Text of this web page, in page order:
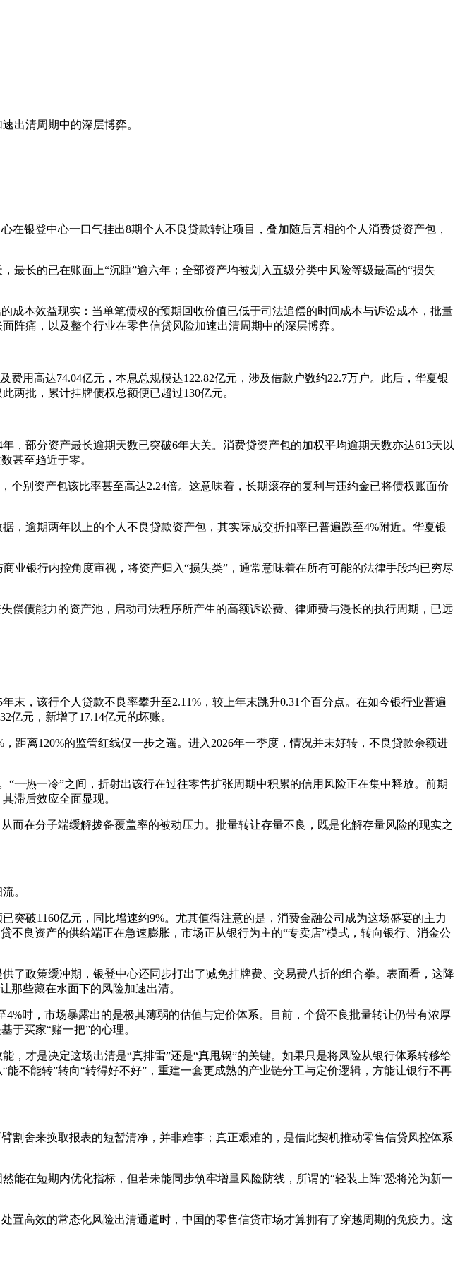
出清周期中的深层博弈。
在银登中心一口气挂出8期个人不良贷款转让项目，叠加随后亮相的个人消费贷资产包，
最长的已在账面上“沉睡”逾六年；全部资产均被划入五级分类中风险等级最高的“损失
成本效益现实：当单笔债权的预期回收价值已低于司法追偿的时间成本与诉讼成本，批量
阵痛，以及整个行业在零售信贷风险加速出清周期中的深层博弈。
用高达74.04亿元，本息总规模达122.82亿元，涉及借款户数约22.7万户。此后，华夏银
两批，累计挂牌债权总额便已超过130亿元。
，部分资产最长逾期天数已突破6年大关。消费贷资产包的加权平均逾期天数亦达613天以
甚至趋近于零。
别资产包该比率甚至高达2.24倍。这意味着，长期滚存的复利与违约金已将债权账面价
，逾期两年以上的个人不良贷款资产包，其实际成交折扣率已普遍跌至4%附近。华夏银
业银行内控角度审视，将资产归入“损失类”，通常意味着在所有可能的法律手段均已穷尽
偿债能力的资产池，启动司法程序所产生的高额诉讼费、律师费与漫长的执行周期，已远
末，该行个人贷款不良率攀升至2.11%，较上年末跳升0.31个百分点。在如今银行业普遍
元，新增了17.14亿元的坏账。
距离120%的监管红线仅一步之遥。进入2026年一季度，情况并未好转，不良贷款余额进
一热一冷”之间，折射出该行在过往零售扩张周期中积累的信用风险正在集中释放。前期
滞后效应全面显现。
而在分子端缓解拨备覆盖率的被动压力。批量转让存量不良，既是化解存量风险的现实之
。
破1160亿元，同比增速约9%。尤其值得注意的是，消费金融公司成为这场盛宴的主力
不良资产的供给端正在急速膨胀，市场正从银行为主的“专卖店”模式，转向银行、消金公
了政策缓冲期，银登中心还同步打出了减免挂牌费、交易费八折的组合拳。表面看，这降
那些藏在水面下的风险加速出清。
时，市场暴露出的是极其薄弱的估值与定价体系。目前，个贷不良批量转让仍带有浓厚
买家“赌一把”的心理。
才是决定这场出清是“真排雷”还是“真甩锅”的关键。如果只是将风险从银行体系转移给
不能转”转向“转得好不好”，重建一套更成熟的产业链分工与定价逻辑，方能让银行不再
割舍来换取报表的短暂清净，并非难事；真正艰难的，是借此契机推动零售信贷风控体系
在短期内优化指标，但若未能同步筑牢增量风险防线，所谓的“轻装上阵”恐将沦为新一
置高效的常态化风险出清通道时，中国的零售信贷市场才算拥有了穿越周期的免疫力。这